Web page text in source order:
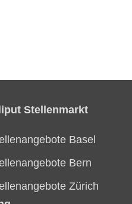
Stellenmarkt
Basel
Bern
Zürich